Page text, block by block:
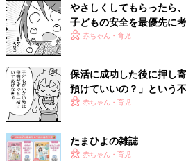
やさしくしてもらったら
子どもの安全を最優先に
て ＃59』
赤ちゃん・育児
保活に成功した後に押し
預けていいの？」という
60』赤ちゃん・育児
たまひよの雑誌
赤ちゃん・育児